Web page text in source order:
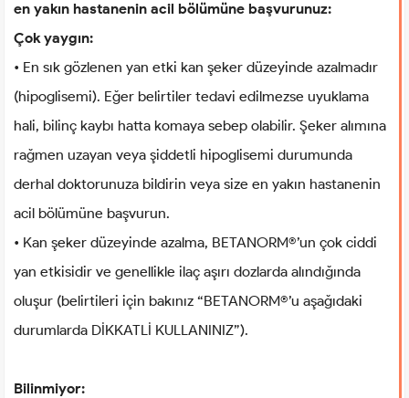
en yakın hastanenin acil bölümüne başvurunuz:
Çok yaygın:
• En sık gözlenen yan etki kan şeker düzeyinde azalmadır
(hipoglisemi). Eğer belirtiler tedavi edilmezse uyuklama
hali, bilinç kaybı hatta komaya sebep olabilir. Şeker alımına
rağmen uzayan veya şiddetli hipoglisemi durumunda
derhal doktorunuza bildirin veya size en yakın hastanenin
acil bölümüne başvurun.
• Kan şeker düzeyinde azalma, BETANORM®’un çok ciddi
yan etkisidir ve genellikle ilaç aşırı dozlarda alındığında
oluşur (belirtileri için bakınız “BETANORM®’u aşağıdaki
durumlarda DİKKATLİ KULLANINIZ”).
Bilinmiyor: